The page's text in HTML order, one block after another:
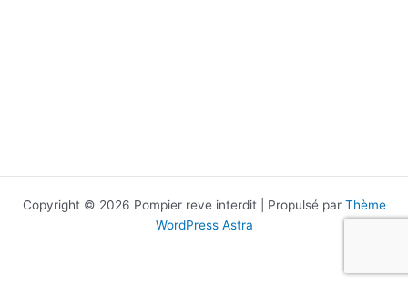
Copyright © 2026 Pompier reve interdit | Propulsé par Thème
WordPress Astra